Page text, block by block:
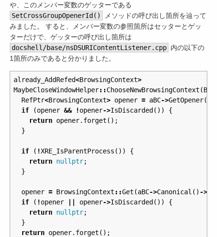
や、このメンバー変数のゲッターである
SetCrossGroupOpenerId()
メソッドの呼び出し箇所を辿って
みました。 すると、メンバー変数の参照箇所はセッターとゲッ
ターだけで、ゲッターの呼び出し箇所は
docshell/base/nsDSURIContentListener.cpp 内の以下の
1箇所のみであると分かりました。
already_AddRefed<BrowsingContext>
MaybeCloseWindowHelper::ChooseNewBrowsingContext (
RefPtr<BrowsingContext> opener = aBC->GetOpener();
if
(opener && !opener->IsDiscarded ())
{
return opener. forget ();
}
if ( !XRE_IsParentProcess ())
{
return nullptr;
}
opener = BrowsingContext ::Get (aBC->Canonical () ->
if
( !opener opener->IsDiscarded ())
{
return nullptr;
}
return opener. forget ();